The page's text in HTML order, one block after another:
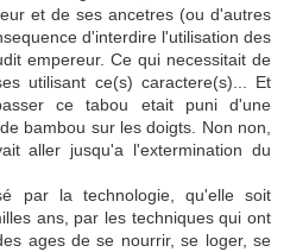
et de ses ancetres (ou d'autres
d'interdire l'utilisation des
empereur. Ce qui necessitait de
utilisant ce(s) caractere(s)... Et
ce tabou etait puni d'une
bambou sur les doigts. Non non,
aller jusqu'a l'extermination du
par la technologie, qu'elle soit
ans, par les techniques qui ont
ages de se nourrir, se loger, se